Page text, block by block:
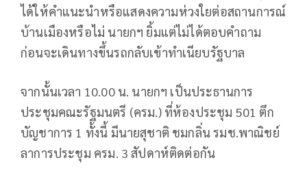
ได้ให้คำแนะนำหรือแสดงความห่วงใยต่อสถานการณ์
บ้านเมืองหรือไม่ นายกฯ ยิ้มแต่ไม่ได้ตอบคำถาม
ก่อนจะเดินทางขึ้นรถกลับเข้าทำเนียบรัฐบาล
จากนั้นเวลา 10.00 น. นายกฯ เป็นประธานการ
ประชุมคณะรัฐมนตรี (ครม.) ที่ห้องประชุม 501 ตึก
บัญชาการ 1 ทั้งนี้ มีนายสุชาติ ชมกลิ่น รมช.พาณิชย์
ลาการประชุม ครม. 3 สัปดาห์ติดต่อกัน